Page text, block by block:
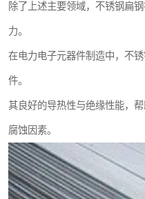
除了上述主要领域，不锈钢扁
力。
在电力电子元器件制造中，不
件。
其良好的导热性与绝缘性能，
腐蚀因素。